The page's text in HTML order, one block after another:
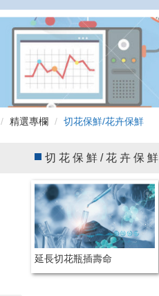
精選專欄 切花保鮮/花卉保鮮
切花保鮮/花卉保鮮
延長切花瓶插壽命